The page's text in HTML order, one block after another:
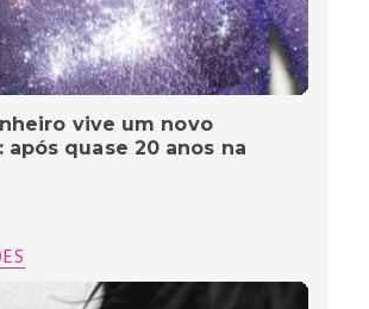
vive um novo
após quase 20 anos na